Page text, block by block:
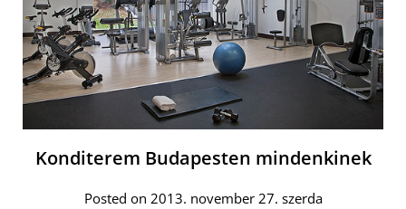
Konditerem Budapesten mindenkinek
Posted on 2013. november 27. szerda